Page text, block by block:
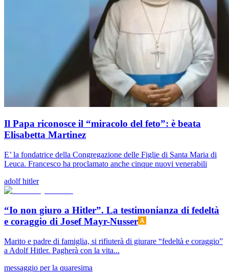
Il Papa riconosce il “miracolo del feto”: è beata
Elisabetta Martinez
E’ la fondatrice della Congregazione delle Figlie di Santa Maria di
Leuca. Francesco ha proclamato anche cinque nuovi venerabili
adolf hitler
“Io non giuro a Hitler”. La testimonianza di fedeltà
e coraggio di Josef Mayr-Nusser
Marito e padre di famiglia, si rifiuterà di giurare “fedeltà e coraggio”
a Adolf Hitler. Pagherà con la vita...
messaggio per la quaresima